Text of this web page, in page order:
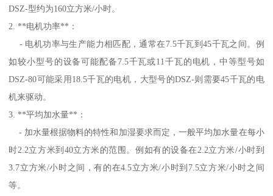
DSZ-型约为160立方米/小时。
2. **电机功率**：
- 电机功率与生产能力相匹配，通常在7.5千瓦到45千瓦之间。例
如较小型号的设备可能配备7.5千瓦或11千瓦的电机，中等型号如
DSZ-80可能采用18.5千瓦的电机，大型号的DSZ-则需要45千瓦的电
机来驱动。
3. **平均加水量**：
- 加水量根据物料的特性和加湿要求而定，一般平均加水量在每小
时2.2立方米到40立方米的范围。例如有的设备在2.2立方米/小时到
3.7立方米/小时之间，有的在4.5立方米/小时到7.5立方米/小时之间
等。